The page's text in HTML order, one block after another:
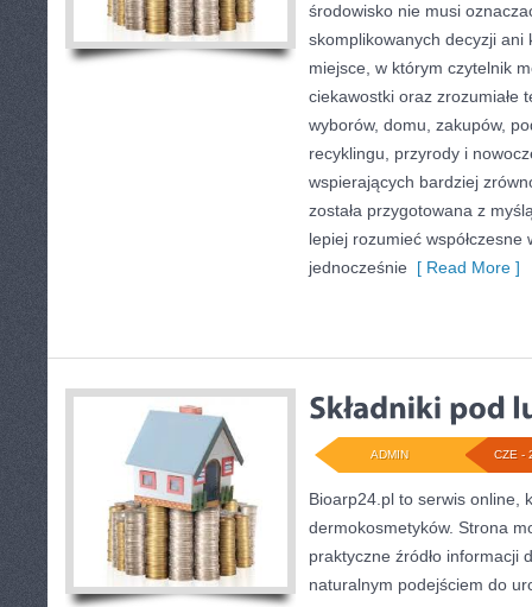
środowisko nie musi
skomplikowanych decyzji ani
miejsce, w którym czytelnik
ciekawostki oraz zrozumiałe
wyborów, domu, zakupów,
recyklingu, przyrody i
wspierających bardziej
została przygotowana z
lepiej rozumieć
jednocześnie [ Read More ]
CZE -
ADMIN
Bioarp24.pl to serwis online,
dermokosmetyków. Strona
praktyczne źródło informacji
naturalnym podejściem do